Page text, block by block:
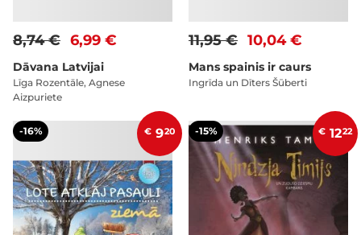
6,99 €
8,74 €
Dāvana Latvijai
Līga Rozentāle, Agnese
Aizpuriete
10,04 €
11,95 €
Mans spainis ir caurs
Ingrīda un Dīters Šūberti
-16% € 920 -15% € 1222